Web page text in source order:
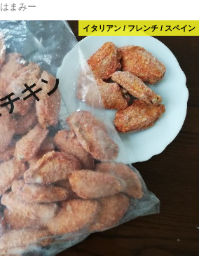
はまみー
イタリアン / フレンチ / スペイン